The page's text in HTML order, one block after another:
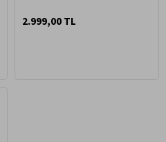
Branda Barınak Yağmurluk,
2.999,00 TL